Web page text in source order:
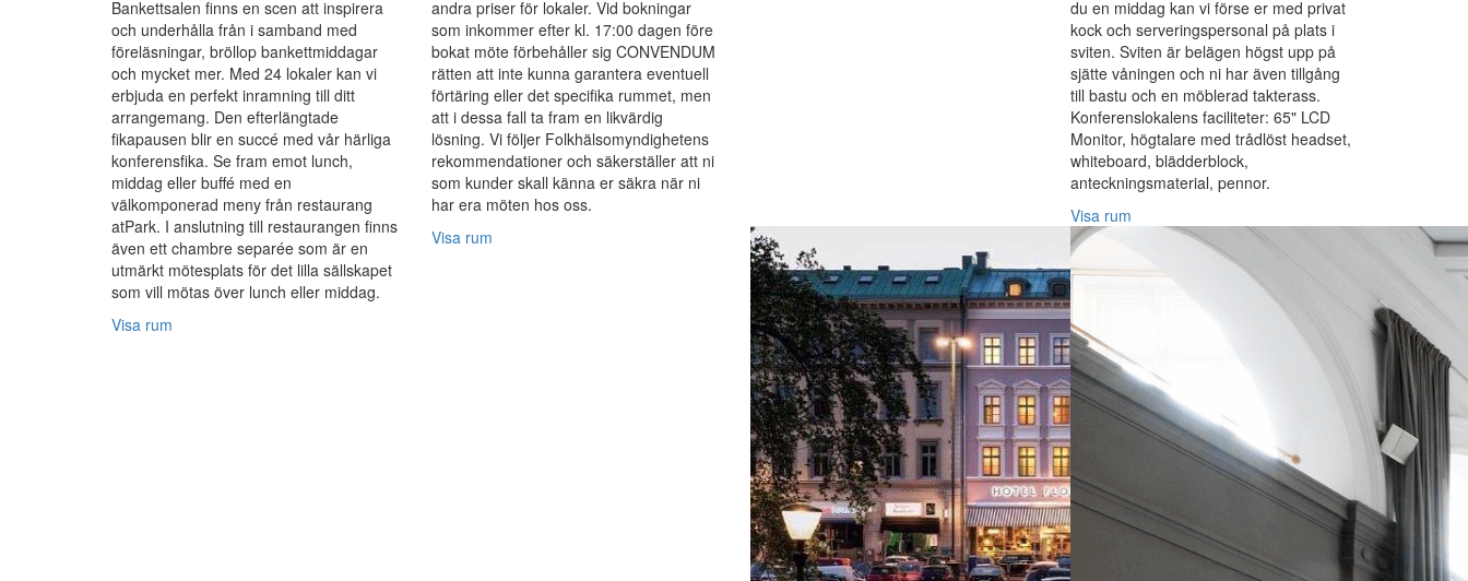
Bankettsalen finns en scen att inspirera
och underhålla från i samband med
föreläsningar, bröllop bankettmiddagar
och mycket mer. Med 24 lokaler kan vi
erbjuda en perfekt inramning till ditt
arrangemang. Den efterlängtade
fikapausen blir en succé med vår härliga
konferensfika. Se fram emot lunch,
middag eller buffé med en
välkomponerad meny från restaurang
atPark. I anslutning till restaurangen finns
även ett chambre separée som är en
utmärkt mötesplats för det lilla sällskapet
som vill mötas över lunch eller middag.
Visa rum
andra priser för lokaler. Vid bokningar
som inkommer efter kl. 17:00 dagen före
bokat möte förbehåller sig CONVENDUM
rätten att inte kunna garantera eventuell
förtäring eller det specifika rummet, men
att i dessa fall ta fram en likvärdig
lösning. Vi följer Folkhälsomyndighetens
rekommendationer och säkerställer att ni
som kunder skall känna er säkra när ni
har era möten hos oss.
Visa rum
du en middag kan vi förse er med privat
kock och serveringspersonal på plats i
sviten. Sviten är belägen högst upp på
sjätte våningen och ni har även tillgång
till bastu och en möblerad takterass.
Konferenslokalens faciliteter: 65" LCD
Monitor, högtalare med trådlöst headset,
whiteboard, blädderblock,
anteckningsmaterial, pennor.
Visa rum